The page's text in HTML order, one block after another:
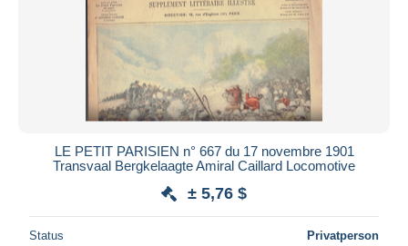
LE PETIT PARISIEN n° 667 du 17 novembre 1901
Transvaal Bergkelaagte Amiral Caillard Locomotive
± 5,76 $
Status Privatperson